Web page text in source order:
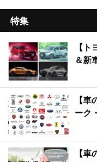
特集
【
＆新
【
ーク
【